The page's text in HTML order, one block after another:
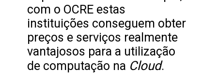
com o OCRE estas
instituições conseguem obter
preços e serviços realmente
vantajosos para a utilização
de computação na Cloud.